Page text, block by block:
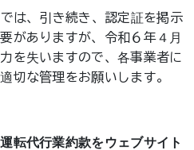
は、引き続き、認定証を掲示
がありますが、令和６年４月
を失いますので、各事業者に
切な管理をお願いします。
転代行業約款をウェブサイト